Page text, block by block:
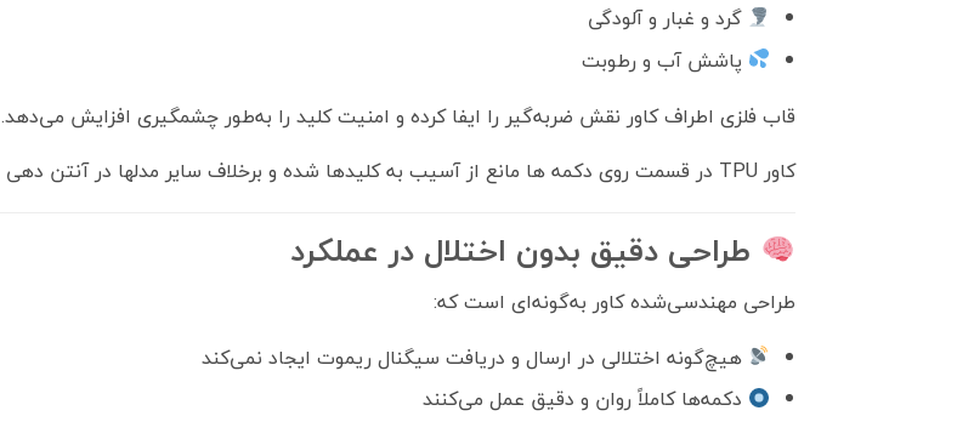
گرد و غبار و آلودگی
پاشش آب و رطوبت
قاب فلزی اطراف کاور نقش ضربه‌گیر را ایفا کرده و امنیت کلید را به‌طور چشمگیری افزایش می‌دهد.
کاور TPU در قسمت روی دکمه ها مانع از آسیب به کلیدها شده و برخلاف سایر مدلها در آنتن دهی ریموت اختلال ایجاد نمی کند.
طراحی دقیق بدون اختلال در عملکرد
طراحی مهندسی‌شده کاور به‌گونه‌ای است که:
هیچ‌گونه اختلالی در ارسال و دریافت سیگنال ریموت ایجاد نمی‌کند
دکمه‌ها کاملاً روان و دقیق عمل می‌کنند